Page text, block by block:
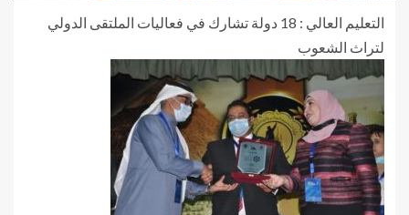
التعليم العالي : 18 دولة تشارك في فعاليات الملتقى الدولي
لتراث الشعوب